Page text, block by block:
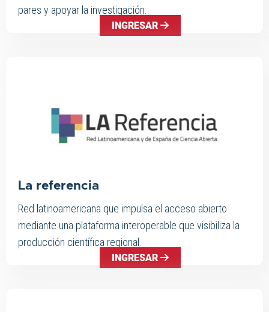
pares y apoyar la investigación.
INGRESAR
La referencia
Red latinoamericana que impulsa el acceso abierto
mediante una plataforma interoperable que visibiliza la
producción científica regional.
INGRESAR